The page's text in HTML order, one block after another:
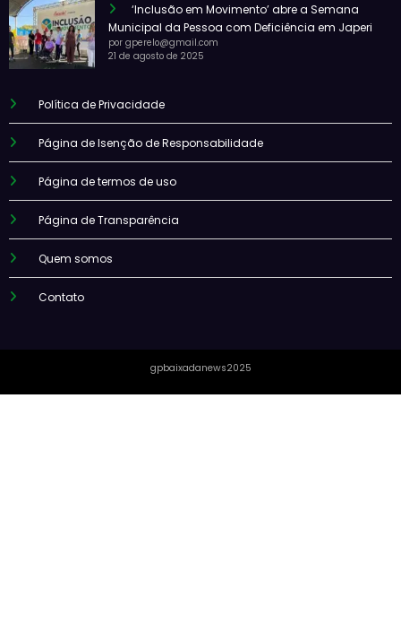
‘Inclusão em Movimento’ abre a Semana
Municipal da Pessoa com Deficiência em Japeri
por gperelo@gmail.com
21 de agosto de 2025
Política de Privacidade
Página de Isenção de Responsabilidade
Página de termos de uso
Página de Transparência
Quem somos
Contato
gpbaixadanews2025